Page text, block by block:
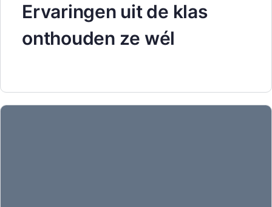
Ervaringen uit de klas
onthouden ze wél